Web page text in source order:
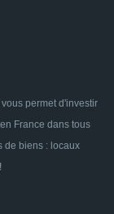
permet d'investir
France dans tous
de biens : locaux